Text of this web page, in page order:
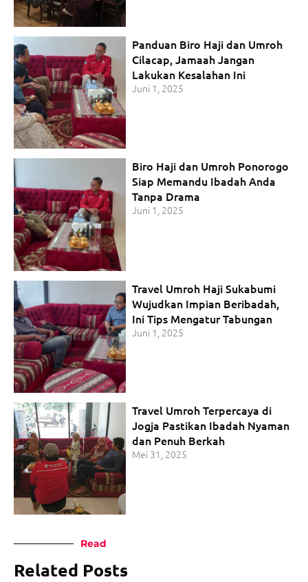
Panduan Biro Haji dan Umroh
Cilacap, Jamaah Jangan
Lakukan Kesalahan Ini
Juni 1, 2025
Biro Haji dan Umroh Ponorogo
Siap Memandu Ibadah Anda
Tanpa Drama
Juni 1, 2025
Travel Umroh Haji Sukabumi
Wujudkan Impian Beribadah,
Ini Tips Mengatur Tabungan
Juni 1, 2025
Travel Umroh Terpercaya di
Jogja Pastikan Ibadah Nyaman
dan Penuh Berkah
Mei 31, 2025
Read
Related Posts